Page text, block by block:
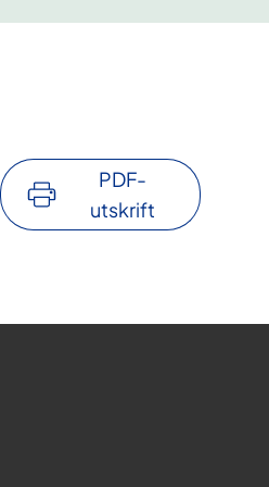
PDF-
utskrift